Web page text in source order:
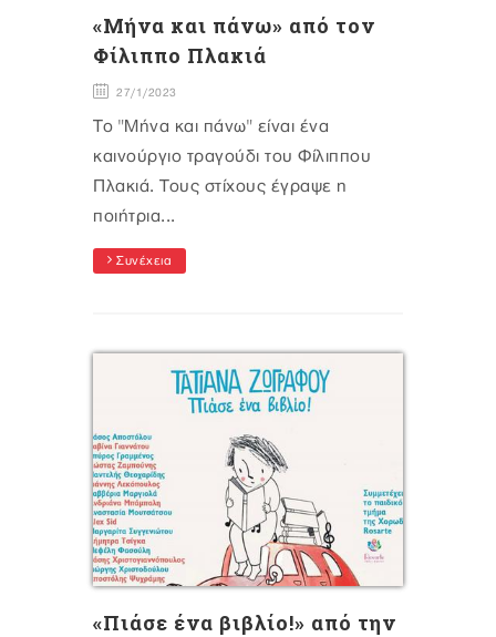
«Μήνα και πάνω» από τον
Φίλιππο Πλακιά
27/1/2023
Το "Μήνα και πάνω" είναι ένα
καινούργιο τραγούδι του Φίλιππου
Πλακιά. Τους στίχους έγραψε η
ποιήτρια...
Συνέχεια
«Πιάσε ένα βιβλίο!» από την